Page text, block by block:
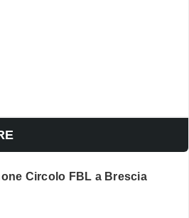
Circolo FBL a Brescia